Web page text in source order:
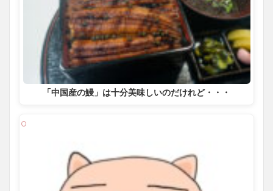
「中国産の鰻」は十分美味しいのだけれど・・・